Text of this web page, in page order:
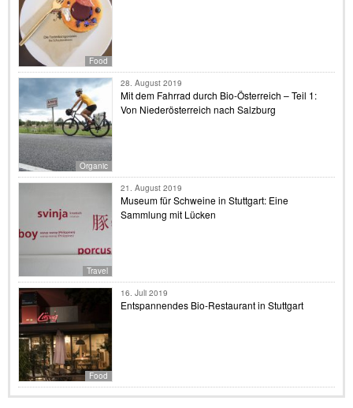
Food
Organic
28. August 2019
Mit dem Fahrrad durch Bio-Österreich – Teil 1:
Von Niederösterreich nach Salzburg
Travel
21. August 2019
Museum für Schweine in Stuttgart: Eine
Sammlung mit Lücken
Food
16. Juli 2019
Entspannendes Bio-Restaurant in Stuttgart